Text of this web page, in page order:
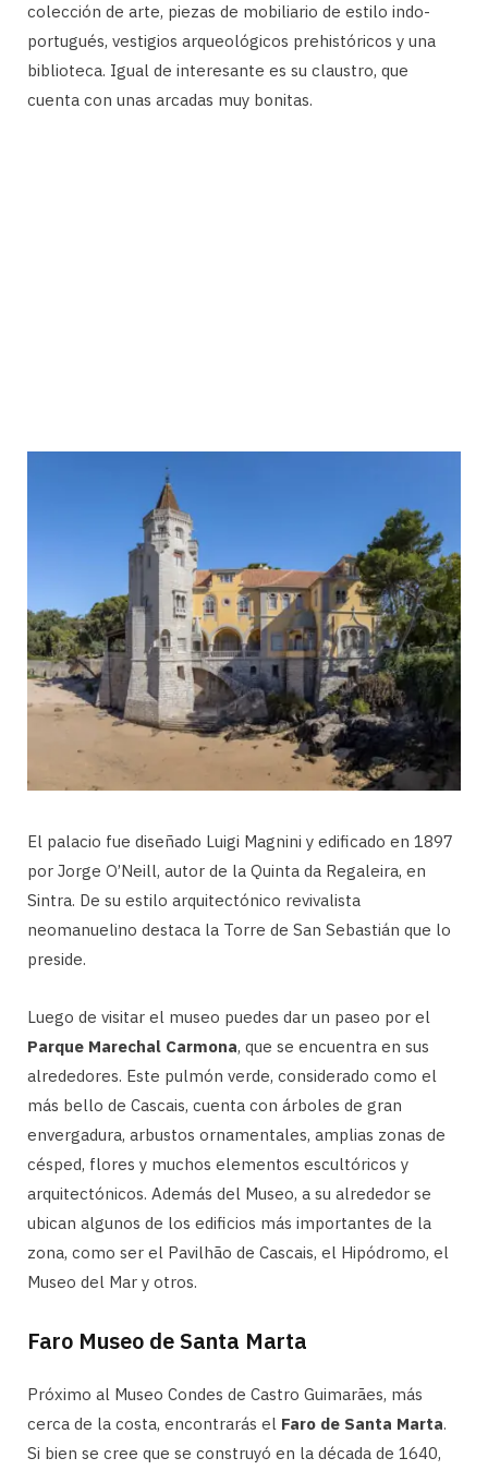
colección de arte, piezas de mobiliario de estilo indo-
portugués, vestigios arqueológicos prehistóricos y una
biblioteca. Igual de interesante es su claustro, que
cuenta con unas arcadas muy bonitas.
El palacio fue diseñado Luigi Magnini y edificado en 1897
por Jorge O’Neill, autor de la Quinta da Regaleira, en
Sintra. De su estilo arquitectónico revivalista
neomanuelino destaca la Torre de San Sebastián que lo
preside.
Luego de visitar el museo puedes dar un paseo por el
Parque Marechal Carmona, que se encuentra en sus
alrededores. Este pulmón verde, considerado como el
más bello de Cascais, cuenta con árboles de gran
envergadura, arbustos ornamentales, amplias zonas de
césped, flores y muchos elementos escultóricos y
arquitectónicos. Además del Museo, a su alrededor se
ubican algunos de los edificios más importantes de la
zona, como ser el Pavilhão de Cascais, el Hipódromo, el
Museo del Mar y otros.
Faro Museo de Santa Marta
Próximo al Museo Condes de Castro Guimarāes, más
cerca de la costa, encontrarás el Faro de Santa Marta.
Si bien se cree que se construyó en la década de 1640,